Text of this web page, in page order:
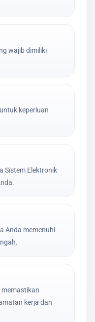
wajib dimiliki
keperluan
Sistem Elektronik
Anda memenuhi
kerja dan